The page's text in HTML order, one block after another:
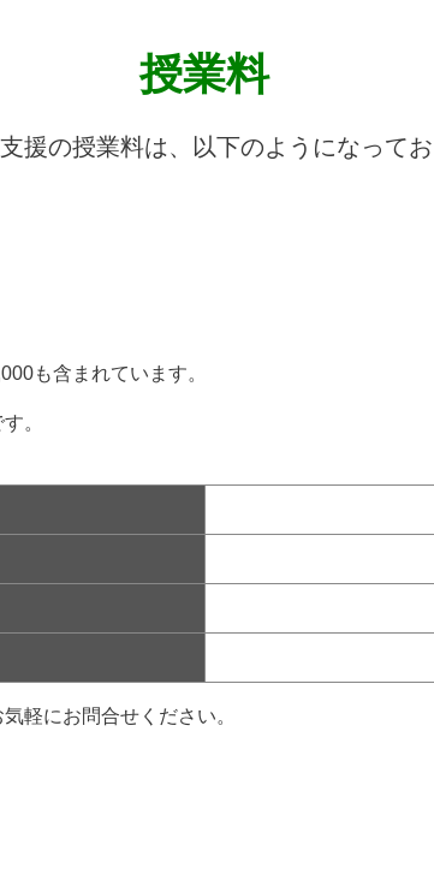
授業料
援の授業料は、以下のようになってお
も含まれています。
。
軽にお問合せください。